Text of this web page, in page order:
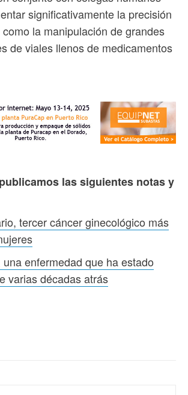
significativamente la precisión
la manipulación de grandes
de viales llenos de medicamentos
las siguientes notas y
tercer cáncer ginecológico más
enfermedad que ha estado
varias décadas atrás